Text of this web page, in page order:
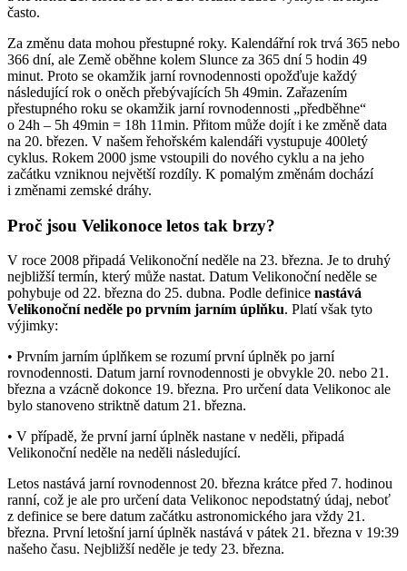
často.
Za změnu data mohou přestupné roky. Kalendářní rok trvá 365 nebo
366 dní, ale Země oběhne kolem Slunce za 365 dní 5 hodin 49
minut. Proto se okamžik jarní rovnodennosti opožďuje každý
následující rok o oněch přebývajících 5h 49min. Zařazením
přestupného roku se okamžik jarní rovnodennosti „předběhne“
o 24h – 5h 49min = 18h 11min. Přitom může dojít i ke změně data
na 20. březen. V našem řehořském kalendáři vystupuje 400letý
cyklus. Rokem 2000 jsme vstoupili do nového cyklu a na jeho
začátku vzniknou největší rozdíly. K pomalým změnám dochází
i změnami zemské dráhy.
Proč jsou Velikonoce letos tak brzy?
V roce 2008 připadá Velikonoční neděle na 23. března. Je to druhý
nejbližší termín, který může nastat. Datum Velikonoční neděle se
pohybuje od 22. března do 25. dubna. Podle definice nastává
Velikonoční neděle po prvním jarním úplňku. Platí však tyto
výjimky:
• Prvním jarním úplňkem se rozumí první úplněk po jarní
rovnodennosti. Datum jarní rovnodennosti je obvykle 20. nebo 21.
března a vzácně dokonce 19. března. Pro určení data Velikonoc ale
bylo stanoveno striktně datum 21. března.
• V případě, že první jarní úplněk nastane v neděli, připadá
Velikonoční neděle na neděli následující.
Letos nastává jarní rovnodennost 20. března krátce před 7. hodinou
ranní, což je ale pro určení data Velikonoc nepodstatný údaj, neboť
z definice se bere datum začátku astronomického jara vždy 21.
března. První letošní jarní úplněk nastává v pátek 21. března v 19:39
našeho času. Nejbližší neděle je tedy 23. března.